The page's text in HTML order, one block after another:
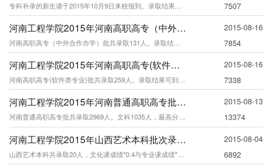
7507
河南工程学院2015年河南高职高专（中外合作办学）批录取结束
河南高职高专（中外合作办学）批共录取131人。录取结果可到我校招生网&ldquo
2015-08-16
7854
河南工程学院2015年河南高职高专(软件类专业)批录取结束
河南高职高专(软件类专业)批共录取259人。录取结果可到我校招生网“
2015-08-16
7338
河南工程学院2015年河南普通高职高专批录取结束
河南普通高职高专批共录取2969人。文科1035人，最高分为452分，最低分为1
2015-08-13
13374
河南工程学院2015年山西艺术本科批次录取结束
2015-08-04
6892